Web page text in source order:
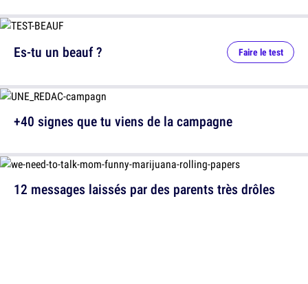
12 messages laissés par des parents très drôles
Es-tu un beauf ? Faire le test
+40 signes que tu viens de la campagne